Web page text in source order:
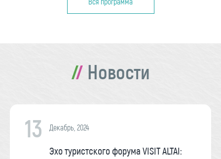
Новости
13 Декабрь, 2024
Эхо туристского форума VISIT ALTAI: